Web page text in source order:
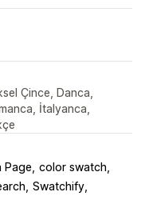
Çince, Danca,
İtalyanca,
Page color swatch
Swatchify